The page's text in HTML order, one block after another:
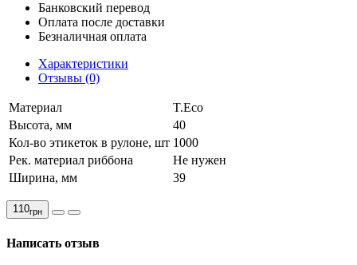
Банковский перевод
Оплата после доставки
Безналичная оплата
Характеристики
Отзывы (0)
Материал
T.Eco
Высота, мм
40
Кол-во этикеток в рулоне, шт 1000
Рек. материал риббона
Не нужен
Ширина, мм
39
110грн
Написать отзыв